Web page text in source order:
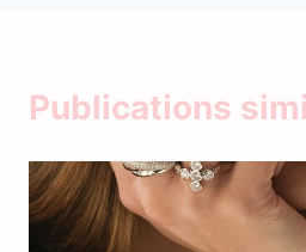
Publications